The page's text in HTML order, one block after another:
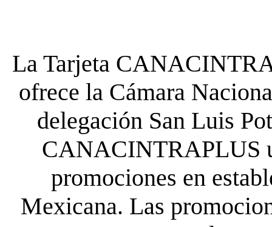
La Tarjeta
ofrece la Cámara
delegación San Luis
CANACINTRAPLUS
promociones en
Mexicana. Las